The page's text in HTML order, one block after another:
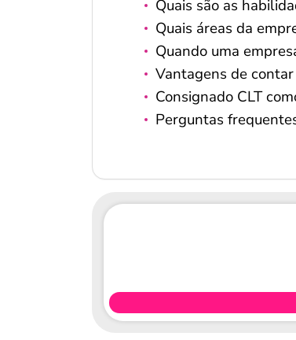
Quais são as
Quais áreas da
Quando uma
Vantagens de
Consignado CLT
Perguntas